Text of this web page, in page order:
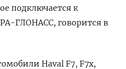
подключается к
ГЛОНАСС, говорится в
Haval F7, F7x,